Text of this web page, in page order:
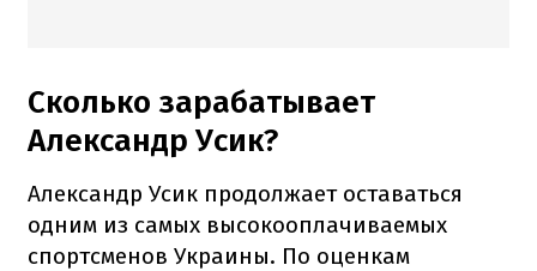
Сколько зарабатывает
Александр Усик?
Александр Усик продолжает оставаться
одним из самых высокооплачиваемых
спортсменов Украины. По оценкам